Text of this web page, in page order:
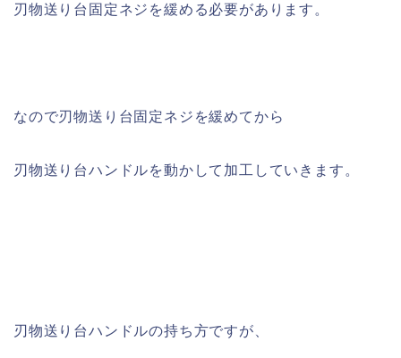
刃物送り台固定ネジを緩める必要があります。
なので刃物送り台固定ネジを緩めてから
刃物送り台ハンドルを動かして加工していきます。
刃物送り台ハンドルの持ち方ですが、